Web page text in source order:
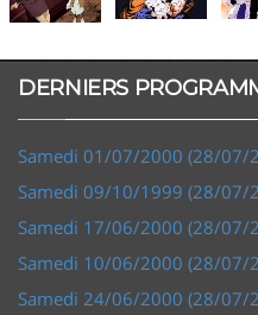
DERNIERS
Samedi 01/07/2000 (28/07/
Samedi 09/10/1999 (28/07/
Samedi 17/06/2000 (28/07/
Samedi 10/06/2000 (28/07/
Samedi 24/06/2000 (28/07/